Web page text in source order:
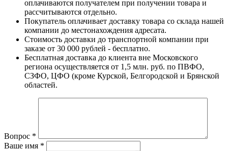
оплачиваются получателем при получении товара и
рассчитываются отдельно.
Покупатель оплачивает доставку товара со склада нашей
компании до местонахождения адресата.
Стоимость доставки до транспортной компании при
заказе от 30 000 рублей - бесплатно.
Бесплатная доставка до клиента вне Московского
региона осуществляется от 1,5 млн. руб. по ПВФО,
СЗФО, ЦФО (кроме Курской, Белгородской и Брянской
областей.
Вопрос *
Ваше имя *